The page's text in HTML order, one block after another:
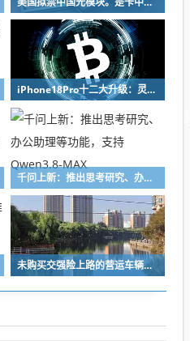
iPhone18Pro十二大升级：灵动岛首次缩小、首次2nm芯片
千问上新：推出思考研究、办公助理等功能，支持Qwen3.8-MAX
未购买交强险上路的营运车辆，停运损失是否应予支持？